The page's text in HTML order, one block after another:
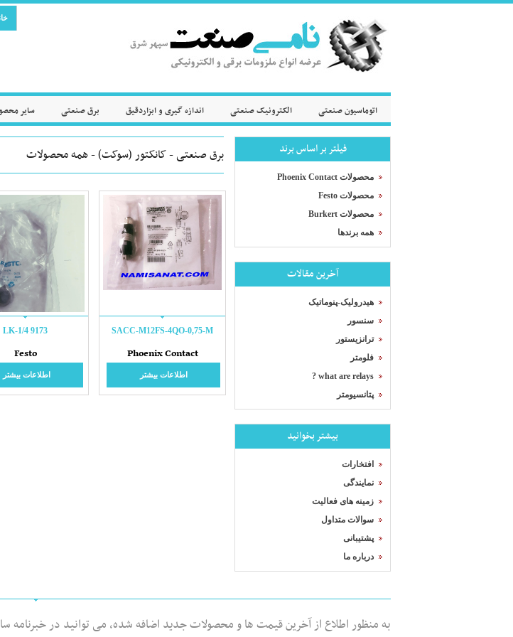
اتوماسیون صنعتی الکترونیک صنعتی اندازه گیری و ابزاردقیق برق صنعتی سایر
فیلتر بر اساس برند
محصولات Phoenix Contact
محصولات Festo
محصولات Burkert
همه برندها
آخرین مقالات
هیدرولیک-پنوماتیک
سنسور
ترانزیستور
فلومتر
what are relays ?
پتانسیومتر
بیشتر بخوانید
افتخارات
نمایندگی
زمینه های فعالیت
سوالات متداول
پشتیبانی
درباره ما
برق صنعتی - کانکتور (سوکت) - همه محصولات
SACC-M12FS-4QO-0,75-M
Phoenix Contact
اطلاعات بیشتر
LK-1/4 9173
Festo
اطلاعات بیشتر
به منظور اطلاع از آخرین قیمت ها و محصولات جدید اضافه شده، می توانید در خبرنامه